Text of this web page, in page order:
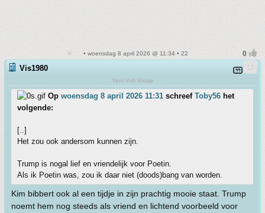
• woensdag 8 april 2026 @ 11:34 • 22
Vis1980
Veni Vidi Vissie
Op woensdag 8 april 2026 11:31 schreef Toby56 het
volgende:
[..]
Het zou ook andersom kunnen zijn.
Trump is nogal lief en vriendelijk voor Poetin.
Als ik Poetin was, zou ik daar niet (doods)bang van worden.
Kim bibbert ook al een tijdje in zijn prachtig mooie staat. Trump
noemt hem nog steeds als vriend en lichtend voorbeeld voor